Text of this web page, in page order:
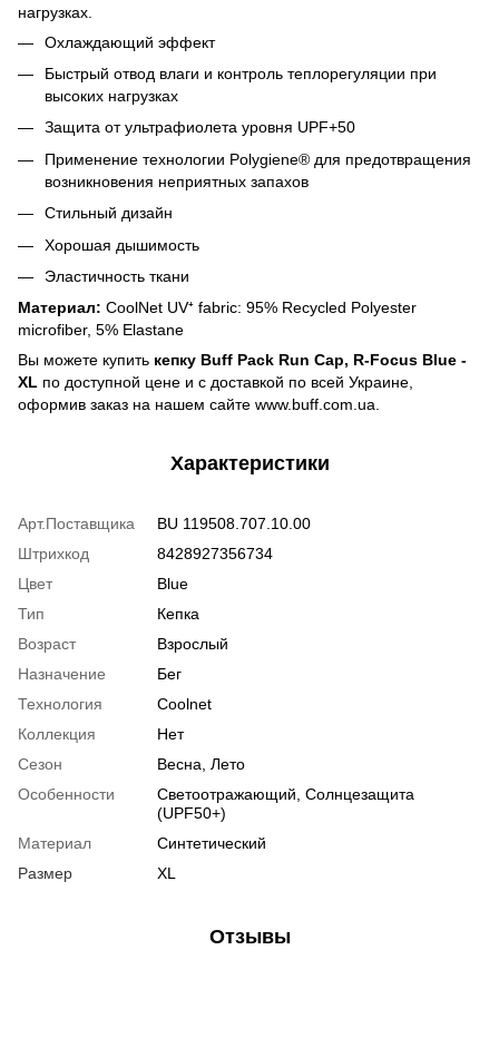
нагрузках.
Охлаждающий эффект
Быстрый отвод влаги и контроль теплорегуляции при
высоких нагрузках
Защита от ультрафиолета уровня UPF+50
Применение технологии Polygiene® для предотвращения
возникновения неприятных запахов
Стильный дизайн
Хорошая дышимость
Эластичность ткани
Материал: CoolNet UV⁺ fabric: 95% Recycled Polyester
microfiber, 5% Elastane
Вы можете купить кепку Buff Pack Run Cap, R-Focus Blue -
XL по доступной цене и с доставкой по всей Украине,
оформив заказ на нашем сайте www.buff.com.ua.
Характеристики
Арт.Поставщика
BU 119508.707.10.00
Штрихкод
8428927356734
Цвет
Blue
Тип
Кепка
Возраст
Взрослый
Назначение
Бег
Технология
Coolnet
Коллекция
Нет
Сезон
Весна, Лето
Особенности
Светоотражающий, Солнцезащита
(UPF50+)
Материал
Синтетический
Размер
XL
Отзывы